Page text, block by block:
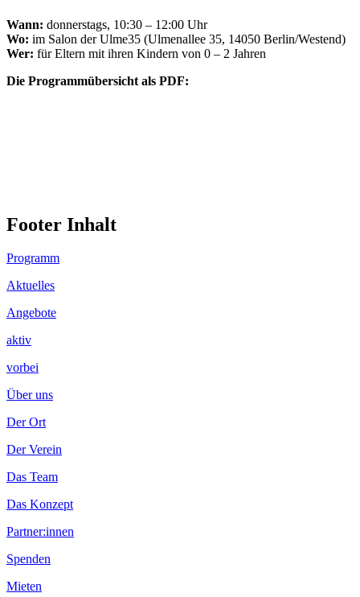
Wann: donnerstags, 10:30 – 12:00 Uhr
Wo: im Salon der Ulme35 (Ulmenallee 35, 14050 Berlin/Westend)
Wer: für Eltern mit ihren Kindern von 0 – 2 Jahren
Die Programmübersicht als PDF:
Footer Inhalt
Programm
Aktuelles
Angebote
aktiv
vorbei
Über uns
Der Ort
Der Verein
Das Team
Das Konzept
Partner:innen
Spenden
Mieten